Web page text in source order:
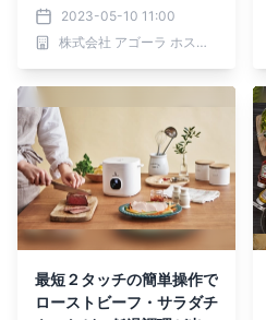
ン」 最大20%オフになる
期間限定プランがスター
ト！
2023-05-10 11:00
株式会社 アゴーラ ホスピタリティーズ
最短２タッチの簡単操作で
ローストビーフ・サラダチ